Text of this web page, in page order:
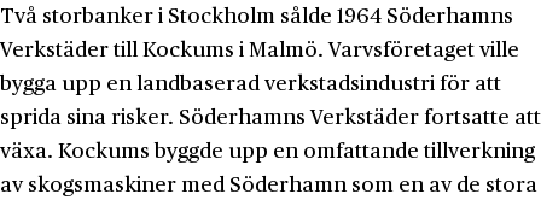
Två storbanker i Stockholm sålde 1964 Söderhamns
Verkstäder till Kockums i Malmö. Varvsföretaget ville
bygga upp en landbaserad verkstadsindustri för att
sprida sina risker. Söderhamns Verkstäder fortsatte att
växa. Kockums byggde upp en omfattande tillverkning
av skogsmaskiner med Söderhamn som en av de stora